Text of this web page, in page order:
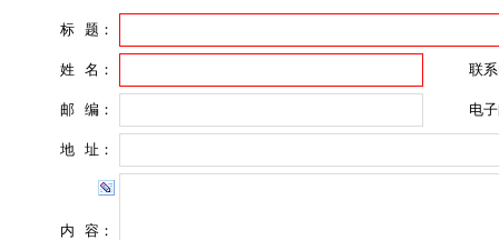
标 题：
姓 名： 联
邮 编： 电
地 址：
内 容：